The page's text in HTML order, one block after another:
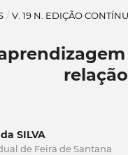
/ V. 19 N. EDIÇÃO
SILVA
de Feira de Santana